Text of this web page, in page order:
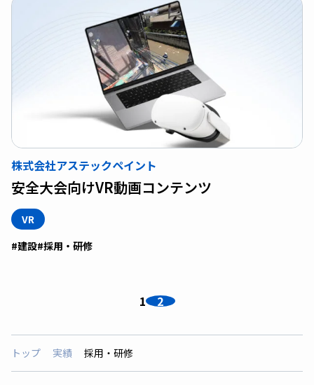
株式会社アステックペイント
安全大会向けVR動画コンテンツ
VR
#建設#採用・研修
1 2
トップ 実績 採用・研修